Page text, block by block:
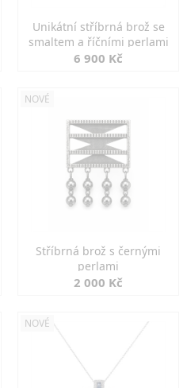
Unikátní stříbrná brož se
smaltem a říčními perlami
6 900 Kč
NOVÉ
Stříbrná brož s černými
perlami
2 000 Kč
NOVÉ